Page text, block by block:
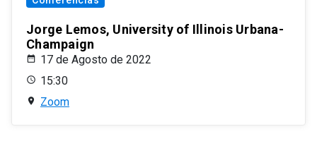
Jorge Lemos, University of Illinois Urbana-
Champaign
17 de Agosto de 2022
15:30
Zoom